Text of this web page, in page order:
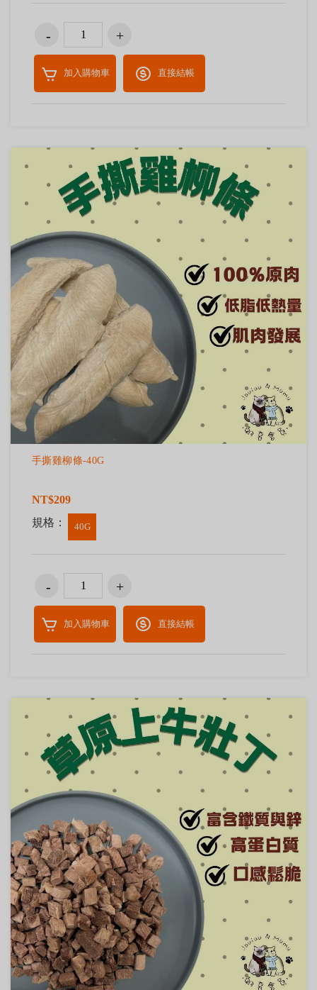
加入購物車 直接結帳
手撕雞柳條-40G
NT$209
規格：
40G
加入購物車 直接結帳